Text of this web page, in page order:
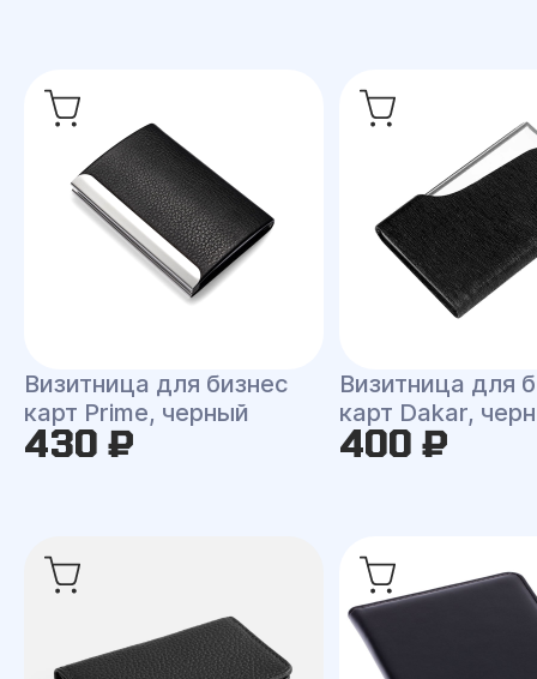
Визитница для бизнес
карт Prime, черный
430 ₽
Визитница для
карт Dakar,
400 ₽